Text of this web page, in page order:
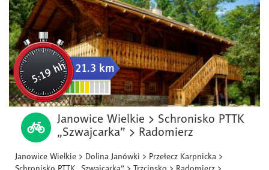
5:19 hh 21.3 km
Janowice Wielkie > Schronisko PTTK
„Szwajcarka” > Radomierz
Janowice Wielkie > Dolina Janówki > Przełecz Karpnicka >